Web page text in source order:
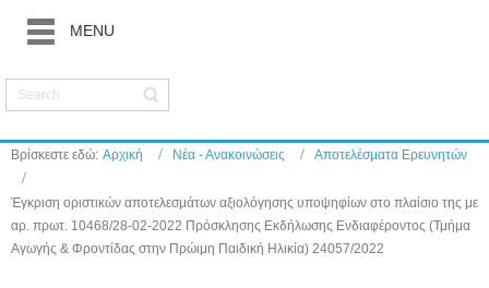
MENU
Βρίσκεστε εδώ: Αρχική Νέα - Ανακοινώσεις Αποτελέσματα Ερευνητών
Έγκριση οριστικών αποτελεσμάτων αξιολόγησης υποψηφίων στο πλαίσιο της με
αρ. πρωτ. 10468/28-02-2022 Πρόσκλησης Εκδήλωσης Ενδιαφέροντος (Τμήμα
Αγωγής & Φροντίδας στην Πρώιμη Παιδική Ηλικία) 24057/2022